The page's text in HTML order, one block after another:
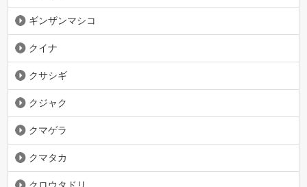
ギンザンマシコ
クイナ
クサシギ
クジャク
クマゲラ
クマタカ